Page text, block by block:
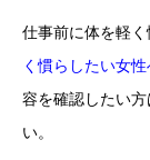
仕事前に体を軽
く慣らしたい女
容を確認したい方
い。